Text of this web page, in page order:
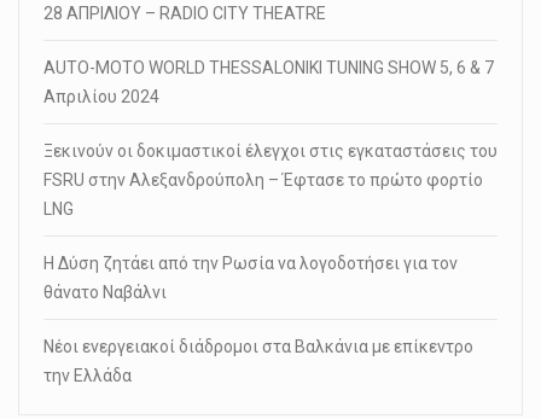
28 ΑΠΡΙΛΙΟΥ – RADIO CITY THEATRE
AUTO-MOTO WORLD THESSALONIKI TUNING SHOW 5, 6 & 7
Απριλίου 2024
Ξεκινούν οι δοκιμαστικοί έλεγχοι στις εγκαταστάσεις του
FSRU στην Αλεξανδρούπολη – Έφτασε το πρώτο φορτίο
LNG
Η Δύση ζητάει από την Ρωσία να λογοδοτήσει για τον
θάνατο Ναβάλνι
Νέοι ενεργειακοί διάδρομοι στα Βαλκάνια με επίκεντρο
την Ελλάδα